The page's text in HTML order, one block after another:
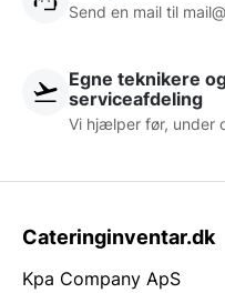
Send en mail til
Egne teknikere
serviceafdeling
Vi hjælper før, under
Cateringinventar.dk
Kpa Company ApS